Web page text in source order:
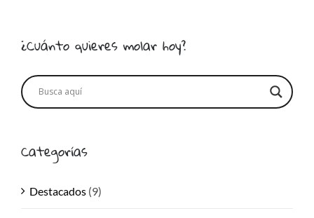
¿Cuánto quieres molar hoy?
Categorías
Destacados (9)